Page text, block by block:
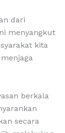
dari
menyangkut
kita
berkala
secara